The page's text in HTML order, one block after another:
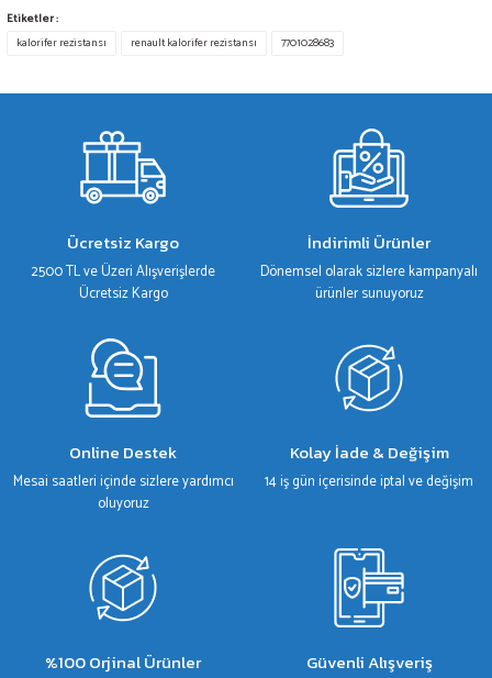
Bu ürünün fiyat bilgisi, resim, ürün açıklamalarında ve diğer konularda yetersiz
gördüğünüz noktaları öneri formunu kullanarak tarafımıza iletebilirsiniz.
Ürün açıklamasında eksik bilgiler bulunuyor.
Ürün bilgilerinde hatalar bulunuyor.
Ürün fiyatı diğer sitelerden daha pahalı.
Bu ürüne benzer farklı alternatifler olmalı.
Etiketler :
kalorifer rezistansı
renault kalorifer rezistansı 7701028683
Ücretsiz Kargo
2500 TL ve Üzeri Alışverişlerde
Ücretsiz Kargo
İndirimli Ürünler
Dönemsel olarak sizlere kampanyalı
ürünler sunuyoruz
Online Destek
Mesai saatleri içinde sizlere yardımcı
oluyoruz
Kolay İade & Değişim
14 iş gün içerisinde iptal ve değişim
%100 Orjinal Ürünler Güvenli Alışveriş